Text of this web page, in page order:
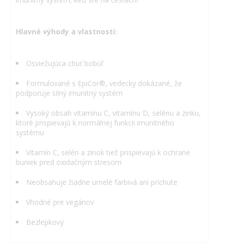
Hlavné výhody a vlastnosti:
Osviežujúca chuť bobúľ
Formulované s EpiCor®, vedecky dokázané, že
podporuje silný imunitný systém
Vysoký obsah vitamínu C, vitamínu D, selénu a zinku,
ktoré prispievajú k normálnej funkcii imunitného
systému
Vitamín C, selén a zinok tiež prispievajú k ochrane
buniek pred oxidačným stresom
Neobsahuje žiadne umelé farbivá ani príchute
Vhodné pre vegánov
Bezlepkový